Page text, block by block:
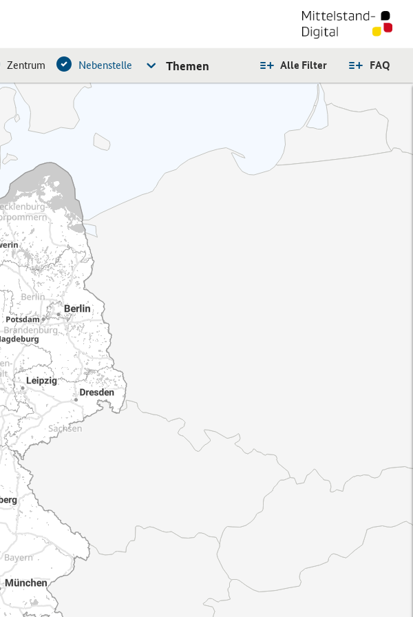
FAQ
Alle Filter
Zentrum Nebenstelle Themen